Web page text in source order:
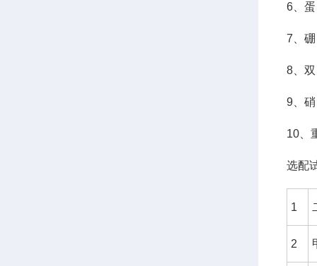
6、
7、
8、
9、
10、
选配
1
2